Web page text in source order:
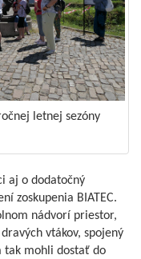
letnej sezóny
aj o dodatočný
zoskupenia BIATEC.
nádvorí priestor,
vtákov, spojený
tak mohli dostať do